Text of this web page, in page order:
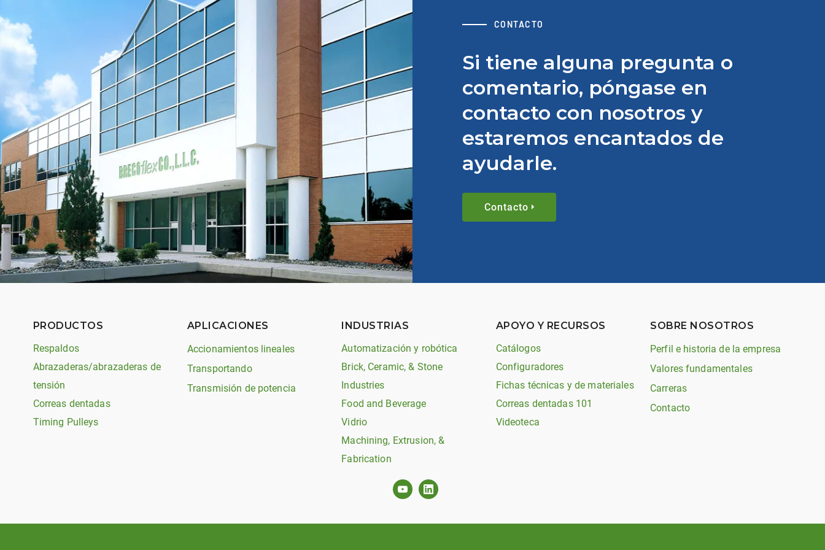
CONTACTO
Si tiene alguna pregunta o
comentario, póngase en
contacto con nosotros y
estaremos encantados de
ayudarle.
Contacto
PRODUCTOS
Respaldos
Abrazaderas/abrazaderas de
tensión
Correas dentadas
Timing Pulleys
APLICACIONES
Accionamientos lineales
Transportando
Transmisión de potencia
INDUSTRIAS
Automatización y robótica
Brick, Ceramic, & Stone
Industries
Food and Beverage
Vidrio
Machining, Extrusion, &
Fabrication
APOYO Y RECURSOS
Catálogos
Configuradores
Fichas técnicas y de materiales
Correas dentadas 101
Videoteca
SOBRE NOSOTROS
Perfil e historia de la empresa
Valores fundamentales
Carreras
Contacto